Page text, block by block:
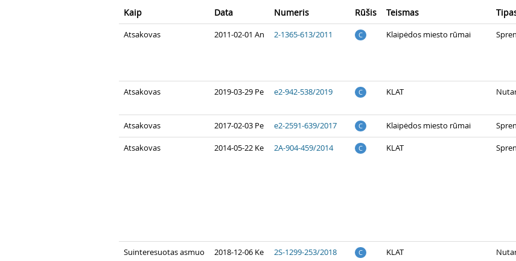
Kaip Data Numeris Rūšis Teismas
Atsakovas 2011-02-01 An 2-1365-613/2011 C Klaipėdos miesto rūmai
Atsakovas 2019-03-29 Pe e2-942-538/2019 C KLAT
Atsakovas 2017-02-03 Pe e2-2591-639/2017 C Klaipėdos miesto rūmai
Atsakovas 2014-05-22 Ke 2A-904-459/2014 C KLAT
Suinteresuotas asmuo 2018-12-06 Ke 2S-1299-253/2018 C KLAT